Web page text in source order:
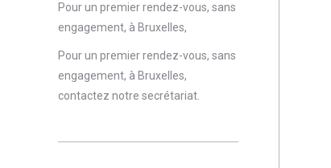
Pour un premier rendez-vous, sans
engagement, à Bruxelles,
Pour un premier rendez-vous, sans
engagement, à Bruxelles,
contactez notre secrétariat